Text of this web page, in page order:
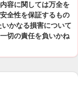
容に関しては万全を
全性を保証するもの
かなる損害について
切の責任を負いかね